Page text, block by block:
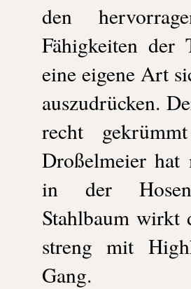
den
Fähigkeiten der
eine eigene Art
auszudrücken.
recht
Droßelmeier hat
in der
Stahlbaum wirkt
streng mit
Gang.